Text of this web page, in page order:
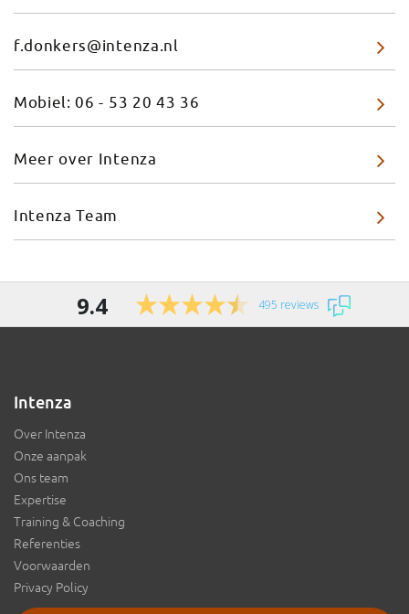
f.donkers@intenza.nl
Mobiel: 06 - 53 20 43 36
Meer over Intenza
Intenza Team
9.4 495 reviews
Intenza
Over Intenza
Onze aanpak
Ons team
Expertise
Training & Coaching
Referenties
Voorwaarden
Privacy Policy